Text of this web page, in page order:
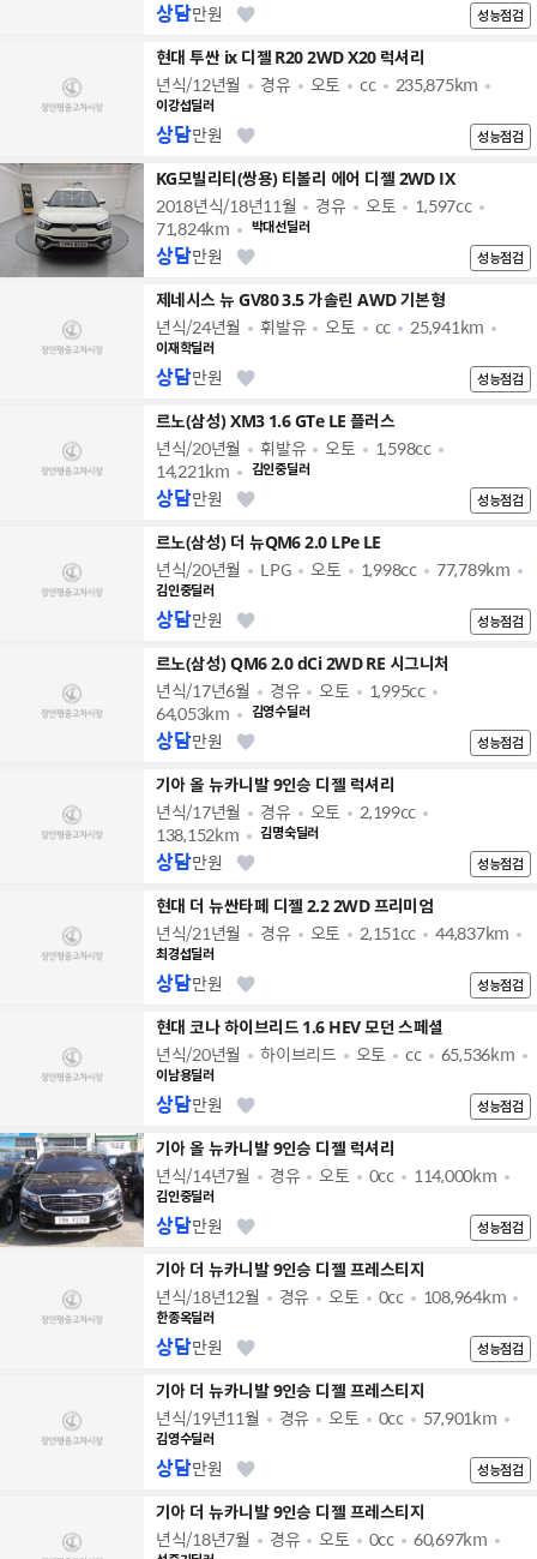
성능점검
상담만원
현대 투싼 ix 디젤 R20 2WD X20 럭셔리
년식/12년월 경유 오토 cc 235,875km
이강섭딜러
성능점검
상담만원
KG모빌리티(쌍용) 티볼리 에어 디젤 2WD IX
2018년식/18년11월 경유 오토
1,597cc
71,824km
박대선딜러
성능점검
상담만원
제네시스 뉴 GV80 3.5 가솔린 AWD 기본형
년식/24년월 휘발유 오토 cc 25,941km
이재학딜러
성능점검
상담만원
르노(삼성) XM3 1.6 GTe LE 플러스
년식/20년월 휘발유 오토
1,598cc
14,221km
김인중딜러
성능점검
상담만원
르노(삼성) 더 뉴QM6 2.0 LPe LE
년식/20년월 LPG 오토 1,998cc 77,789km
김인중딜러
성능점검
상담만원
르노(삼성) QM6 2.0 dCi 2WD RE 시그니처
년식/17년6월 경유 오토
1,995cc
64,053km
김영수딜러
성능점검
상담만원
기아 올 뉴카니발 9인승 디젤 럭셔리
년식/17년월 경유 오토
2,199cc
138,152km
김명숙딜러
성능점검
상담만원
현대 더 뉴싼타페 디젤 2.2 2WD 프리미엄
년식/21년월 경유 오토 2,151cc 44,837km
최경섭딜러
성능점검
상담만원
현대 코나 하이브리드 1.6 HEV 모던 스페셜
년식/20년월 하이브리드 오토 cc 65,536km
이남용딜러
성능점검
상담만원
기아 올 뉴카니발 9인승 디젤 럭셔리
년식/14년7월 경유 오토 0cc 114,000km
김인중딜러
성능점검
상담만원
기아 더 뉴카니발 9인승 디젤 프레스티지
년식/18년12월 경유 오토 0cc 108,964km
한종옥딜러
성능점검
상담만원
기아 더 뉴카니발 9인승 디젤 프레스티지
년식/19년11월 경유 오토 0cc 57,901km
김영수딜러
성능점검
상담만원
기아 더 뉴카니발 9인승 디젤 프레스티지
년식/18년7월 경유 오토 0cc 60,697km